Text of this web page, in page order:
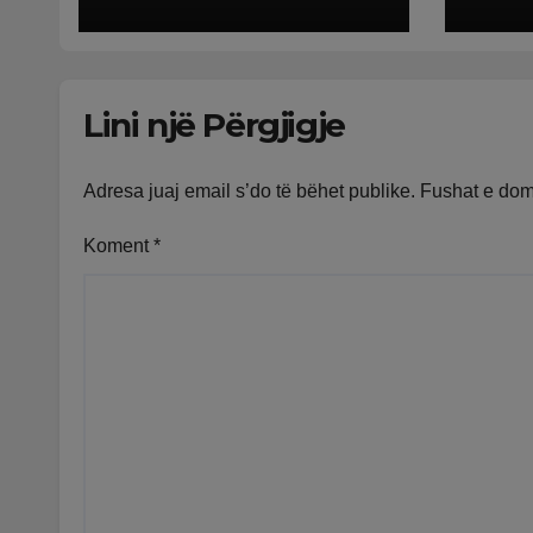
programin e ri me
Lini një Përgjigje
Adresa juaj email s’do të bëhet publike. Fushat e
Koment *